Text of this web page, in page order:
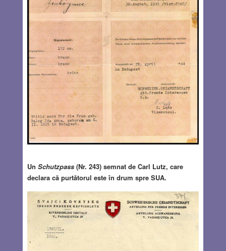
Un Schutzpass(Nr. 243) semnat de Carl Lutz, care
declara că purtătorul este în drum spre SUA.